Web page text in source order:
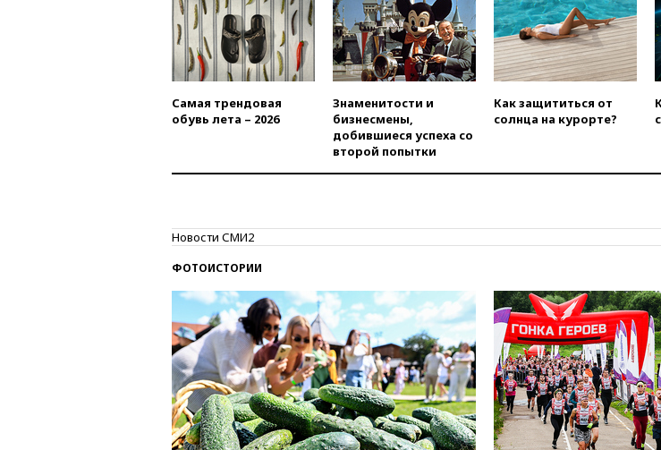
огня
вчера,
при
вчера,
вчера,
РФ по
Хорватии
вчера,
НЛО
Самая трендовая
обувь лета – 2026
Знаменитости и
бизнесмены,
добившиеся успеха со
второй попытки
Как защититься от
солнца на курорте?
Новости СМИ2
ФОТОИСТОРИИ